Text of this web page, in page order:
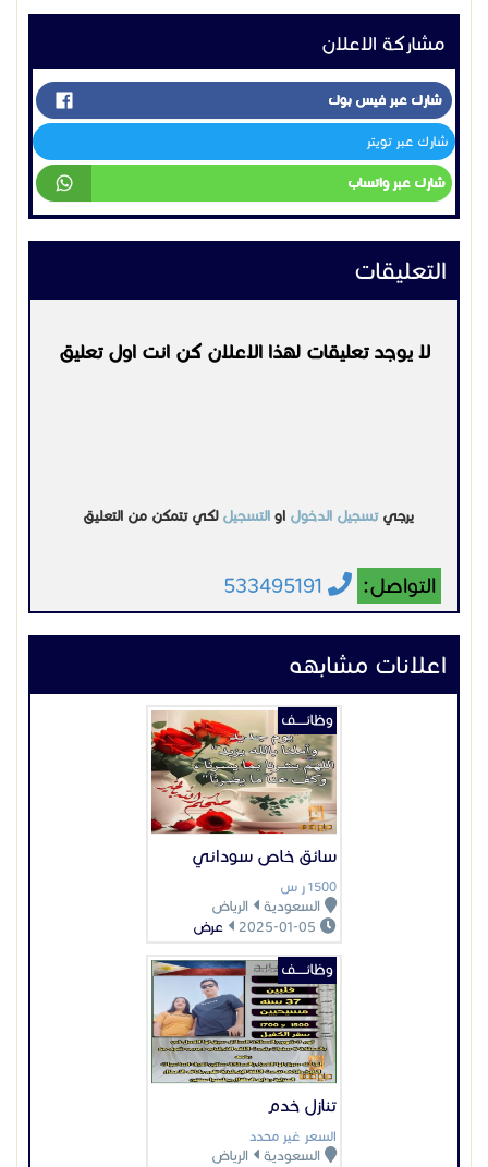
مشاركة الاعلان
شارك عبر فيس بوك
شارك عبر تويتر
شارك عبر واتساب
التعليقات
لا يوجد تعليقات لهذا الاعلان كن انت اول تعليق
يرجيتسجيل الدخول او التسجيل لكي تتمكن من التعليق
التواصل: 533495191
اعلانات مشابهه
سائق خاص سوداني
1500 ر س
السعودية
الرياض
عرض
وظائـــــف
تنازل خدم
السعر غير محدد
السعودية
الرياض
وظائـــــف